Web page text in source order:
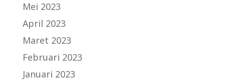
Mei 2023
April 2023
Maret 2023
Februari 2023
Januari 2023